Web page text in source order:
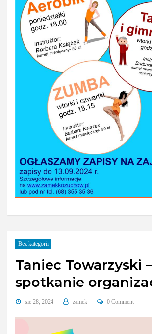
Bez kategorii
Taniec Towarzyski –
spotkanie
sie 28, 2024 zamek 0 Comment